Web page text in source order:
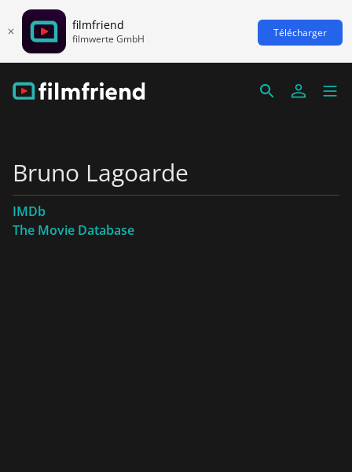
filmfriend
filmwerte GmbH Télécharger
Bruno Lagoarde
IMDb
The Movie Database